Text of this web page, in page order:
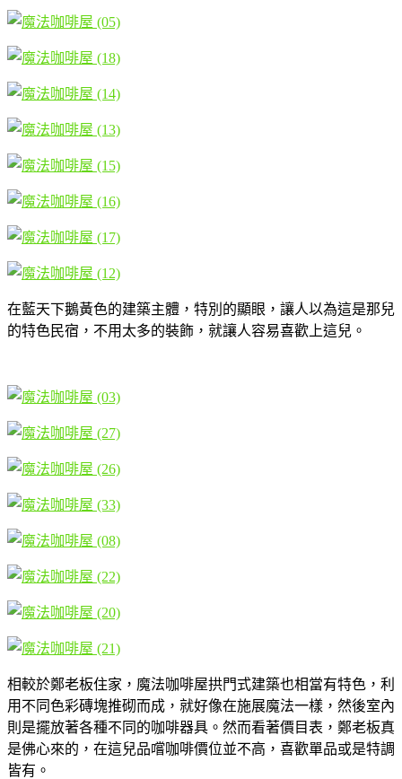
在藍天下鵝黃色的建築主體，特別的顯眼，讓人以為這是那兒
的特色民宿，不用太多的裝飾，就讓人容易喜歡上這兒。
相較於鄭老板住家，魔法咖啡屋拱門式建築也相當有特色，利
用不同色彩磚塊推砌而成，就好像在施展魔法一樣，然後室內
則是擺放著各種不同的咖啡器具。然而看著價目表，鄭老板真
是佛心來的，在這兒品嚐咖啡價位並不高，喜歡單品或是特調
皆有。